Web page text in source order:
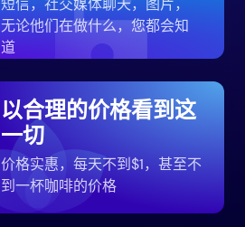
短信，社交媒体聊天，图片，
无论他们在做什么，您都会知
道
以合理的价格看到这
一切
价格实惠，每天不到$1，甚至不
到一杯咖啡的价格